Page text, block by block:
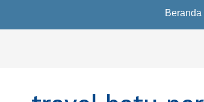
Beranda